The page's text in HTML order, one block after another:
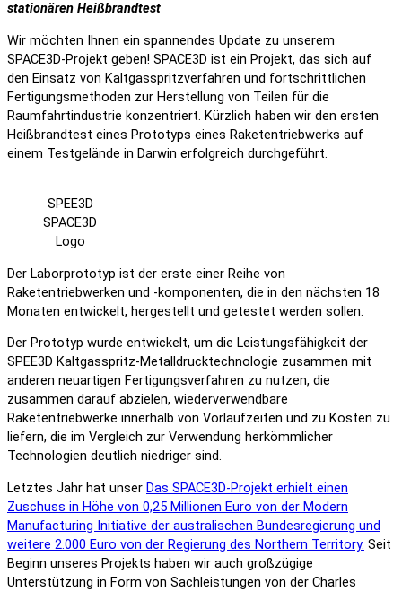
stationären Heißbrandtest
Wir möchten Ihnen ein spannendes Update zu unserem
SPACE3D-Projekt geben! SPACE3D ist ein Projekt, das sich auf
den Einsatz von Kaltgasspritzverfahren und fortschrittlichen
Fertigungsmethoden zur Herstellung von Teilen für die
Raumfahrtindustrie konzentriert. Kürzlich haben wir den ersten
Heißbrandtest eines Prototyps eines Raketentriebwerks auf
einem Testgelände in Darwin erfolgreich durchgeführt.
SPEE3D
SPACE3D
Logo
Der Laborprototyp ist der erste einer Reihe von
Raketentriebwerken und -komponenten, die in den nächsten 18
Monaten entwickelt, hergestellt und getestet werden sollen.
Der Prototyp wurde entwickelt, um die Leistungsfähigkeit der
SPEE3D Kaltgasspritz-Metalldrucktechnologie zusammen mit
anderen neuartigen Fertigungsverfahren zu nutzen, die
zusammen darauf abzielen, wiederverwendbare
Raketentriebwerke innerhalb von Vorlaufzeiten und zu Kosten zu
liefern, die im Vergleich zur Verwendung herkömmlicher
Technologien deutlich niedriger sind.
Letztes Jahr hat unser Das SPACE3D-Projekt erhielt einen
Zuschuss in Höhe von 0,25 Millionen Euro von der Modern
Manufacturing Initiative der australischen Bundesregierung und
weitere 2.000 Euro von der Regierung des Northern Territory. Seit
Beginn unseres Projekts haben wir auch großzügige
Unterstützung in Form von Sachleistungen von der Charles